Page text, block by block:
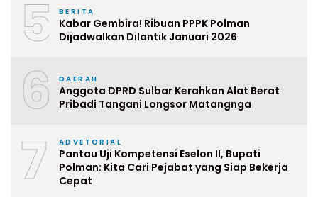
5 BERITA
Kabar Gembira! Ribuan PPPK Polman
Dijadwalkan Dilantik Januari 2026
6 DAERAH
Anggota DPRD Sulbar Kerahkan Alat Berat
Pribadi Tangani Longsor Matangnga
7 ADVETORIAL
Pantau Uji Kompetensi Eselon II, Bupati
Polman: Kita Cari Pejabat yang Siap Bekerja
Cepat